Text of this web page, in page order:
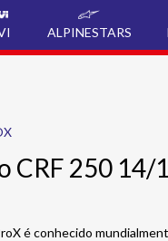
ALPINESTARS
CRF 250 14/
é conhecido